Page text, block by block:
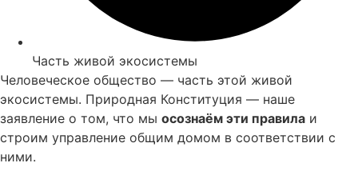
Часть живой экосистемы
Человеческое общество — часть этой живой
экосистемы. Природная Конституция — наше
заявление о том, что мы осознаём эти правила и
строим управление общим домом в соответствии с
ними.